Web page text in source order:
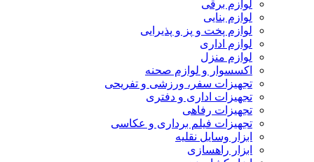
لوازم برقی
لوازم بنایی
لوازم پخت و پز و پذیرایی
لوازم اداری
لوازم منزل
اکسسوار و لوازم صحنه
تجهیزات سفر، ورزشی و تفریحی
تجهیزات اداری و دفتری
تجهیزات رفاهی
تجهیزات فیلم برداری و عکاسی
ابزار وسایل نقلیه
ابزار راهسازی